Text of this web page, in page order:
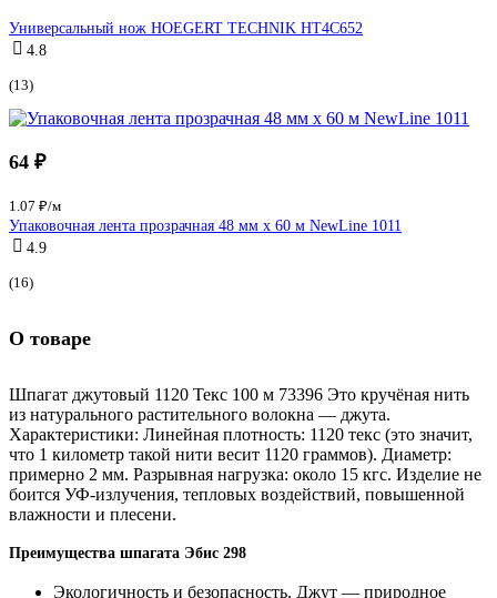
Универсальный нож HOEGERT TECHNIK HT4C652
4.8
(13)
64 ₽
1.07 ₽/м
Упаковочная лента прозрачная 48 мм х 60 м NewLine 1011
4.9
(16)
О товаре
Шпагат джутовый 1120 Текс 100 м 73396 Это кручёная нить
из натурального растительного волокна — джута.
Характеристики: Линейная плотность: 1120 текс (это значит,
что 1 километр такой нити весит 1120 граммов). Диаметр:
примерно 2 мм. Разрывная нагрузка: около 15 кгс. Изделие не
боится УФ-излучения, тепловых воздействий, повышенной
влажности и плесени.
Преимущества шпагата Эбис 298
Экологичность и безопасность. Джут — природное